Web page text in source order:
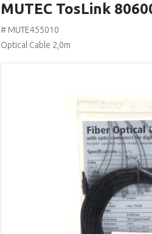
MUTEC TosLink
# MUTE455010
Optical Cable 2,0m